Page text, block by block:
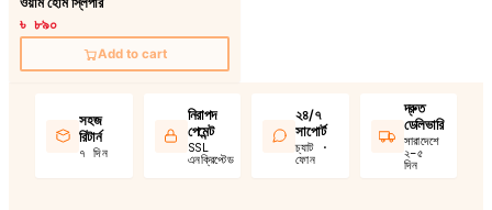
৳ ৮৯০
Add to cart
সহজ
রিটার্ন
৭ দিন
নিরাপদ
পেমেন্ট
SSL
এনক্রিপ্টেড
২৪/৭
সাপোর্ট
চ্যাট ·
ফোন
দ্রুত
ডেলিভারি
সারাদেশে
২–৫
দিন